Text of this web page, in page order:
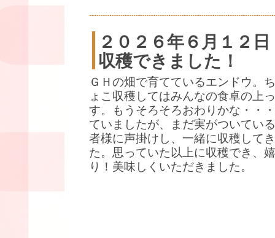
２０２６年６月１２日
収穫できました！
ＧＨの畑で育てているエンドウ。
ょこ収穫してはみんなの食卓の上
す。もうそろそろおわりかな・・
ていましたが、まだ実がついてい
者様に声掛けし、一緒に収穫して
た。思っていた以上に収穫でき、
り！美味しくいただきました。